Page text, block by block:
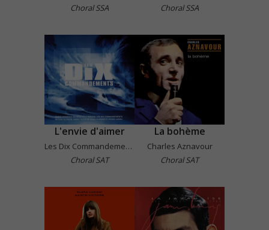
Choral SSA
Choral SSA
L'envie d'aimer
Les Dix Commandements
Choral SAT
La bohème
Charles Aznavour
Choral SAT